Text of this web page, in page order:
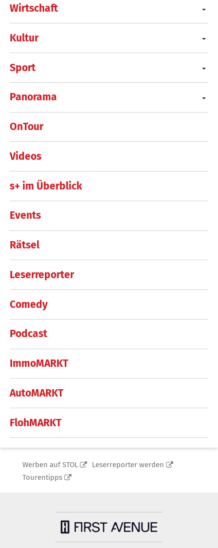
Wirtschaft
Kultur
Sport
Panorama
OnTour
Videos
s+ im Überblick
Events
Rätsel
Leserreporter
Comedy
Podcast
ImmoMARKT
AutoMARKT
FlohMARKT
Werben auf STOL
Leserreporter werden
Tourentipps